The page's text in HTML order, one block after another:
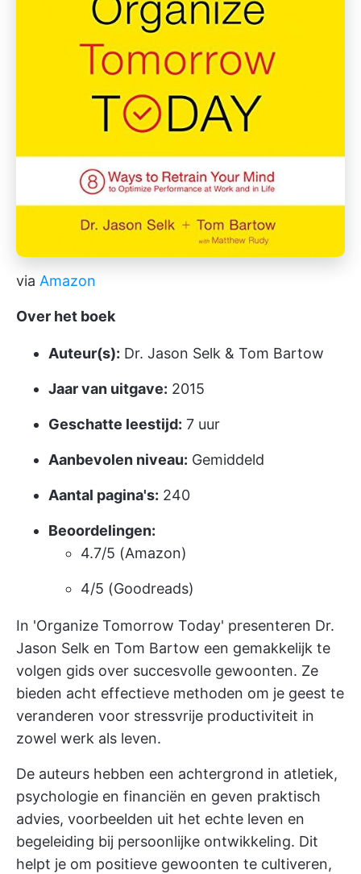
via Amazon
Over het boek
Auteur(s): Dr. Jason Selk & Tom Bartow
Jaar van uitgave: 2015
Geschatte leestijd: 7 uur
Aanbevolen niveau: Gemiddeld
Aantal pagina's: 240
Beoordelingen:
4.7/5 (Amazon)
4/5 (Goodreads)
In 'Organize Tomorrow Today' presenteren Dr.
Jason Selk en Tom Bartow een gemakkelijk te
volgen gids over succesvolle gewoonten. Ze
bieden acht effectieve methoden om je geest te
veranderen voor stressvrije productiviteit in
zowel werk als leven.
De auteurs hebben een achtergrond in atletiek,
psychologie en financiën en geven praktisch
advies, voorbeelden uit het echte leven en
begeleiding bij persoonlijke ontwikkeling. Dit
helpt je om positieve gewoonten te cultiveren,